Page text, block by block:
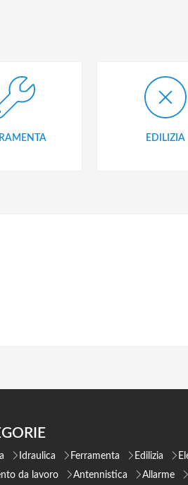
EDILIZIA
Idraulica Ferramenta Edilizia
da lavoro
Antennistica Allarme